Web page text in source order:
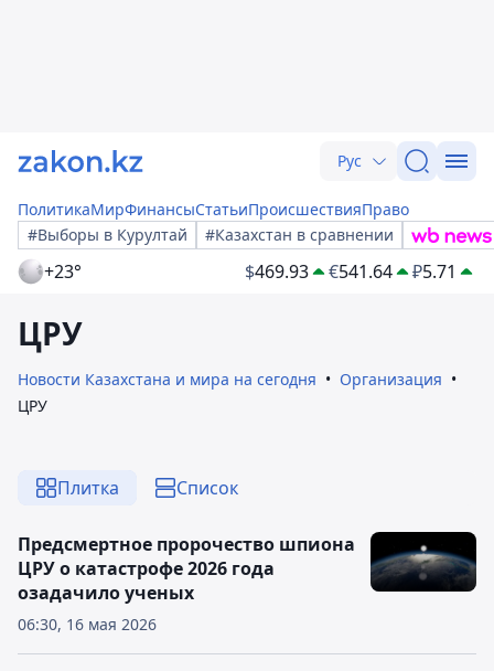
Рус
ПолитикаМирФинансыСтатьиПроисшествияПраво
#Выборы в Курултай
#Казахстан в сравнении
+23° $469.93 €541.64 ₽5.71
ЦРУ
Новости Казахстана и мира на сегодня
Организация
ЦРУ
Плитка Список
06:30, 16 мая 2026
Предсмертное пророчество шпиона
ЦРУ о катастрофе 2026 года
озадачило ученых